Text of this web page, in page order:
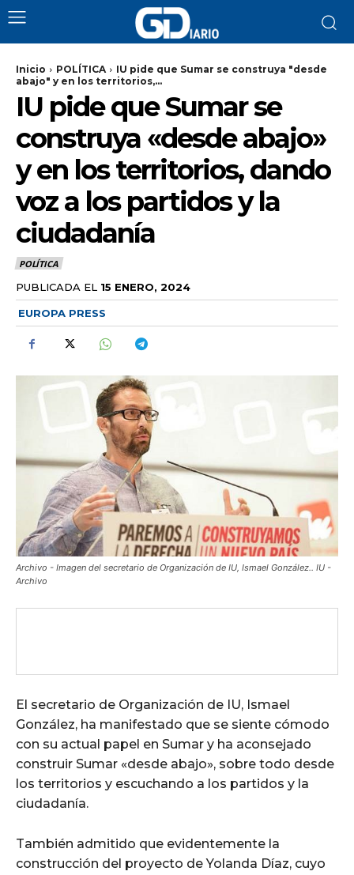
Inicio POLÍTICA
IU pide que Sumar se construya "desde
abajo" y en los territorios,...
IU pide que Sumar se
construya «desde abajo»
y en los territorios, dando
voz a los partidos y la
ciudadanía
POLÍTICA
PUBLICADA EL 15 ENERO, 2024
EUROPA PRESS
Archivo - Imagen del secretario de Organización de IU, Ismael González.. IU -
Archivo
El secretario de Organización de IU, Ismael
González, ha manifestado que se siente cómodo
con su actual papel en Sumar y ha aconsejado
construir Sumar «desde abajo», sobre todo desde
los territorios y escuchando a los partidos y la
ciudadanía.
También admitido que evidentemente la
construcción del proyecto de Yolanda Díaz, cuyo